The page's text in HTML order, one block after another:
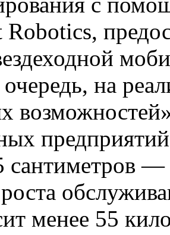
на
сантиметров
роста
менее 55